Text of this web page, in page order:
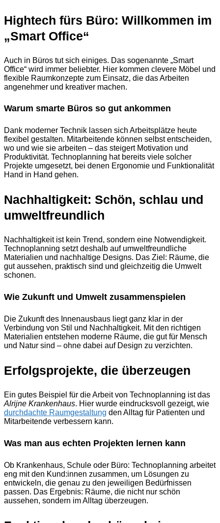
Hightech fürs Büro: Willkommen im
„Smart Office“
Auch in Büros tut sich einiges. Das sogenannte „Smart
Office“ wird immer beliebter. Hier kommen clevere Möbel und
flexible Raumkonzepte zum Einsatz, die das Arbeiten
angenehmer und kreativer machen.
Warum smarte Büros so gut ankommen
Dank moderner Technik lassen sich Arbeitsplätze heute
flexibel gestalten. Mitarbeitende können selbst entscheiden,
wo und wie sie arbeiten – das steigert Motivation und
Produktivität. Technoplanning hat bereits viele solcher
Projekte umgesetzt, bei denen Ergonomie und Funktionalität
Hand in Hand gehen.
Nachhaltigkeit: Schön, schlau und
umweltfreundlich
Nachhaltigkeit ist kein Trend, sondern eine Notwendigkeit.
Technoplanning setzt deshalb auf umweltfreundliche
Materialien und nachhaltige Designs. Das Ziel: Räume, die
gut aussehen, praktisch sind und gleichzeitig die Umwelt
schonen.
Wie Zukunft und Umwelt zusammenspielen
Die Zukunft des Innenausbaus liegt ganz klar in der
Verbindung von Stil und Nachhaltigkeit. Mit den richtigen
Materialien entstehen moderne Räume, die gut für Mensch
und Natur sind – ohne dabei auf Design zu verzichten.
Erfolgsprojekte, die überzeugen
Ein gutes Beispiel für die Arbeit von Technoplanning ist das
Alrijne Krankenhaus. Hier wurde eindrucksvoll gezeigt, wie
durchdachte Raumgestaltung den Alltag für Patienten und
Mitarbeitende verbessern kann.
Was man aus echten Projekten lernen kann
Ob Krankenhaus, Schule oder Büro: Technoplanning arbeitet
eng mit den Kund:innen zusammen, um Lösungen zu
entwickeln, die genau zu den jeweiligen Bedürfnissen
passen. Das Ergebnis: Räume, die nicht nur schön
aussehen, sondern im Alltag überzeugen.